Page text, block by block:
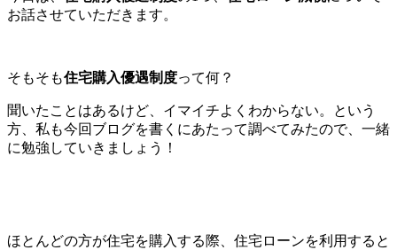
お話させていただきます。
そもそも住宅購入優遇制度って何？
聞いたことはあるけど、イマイチよくわからない。という
方、私も今回ブログを書くにあたって調べてみたので、一緒
に勉強していきましょう！
ほとんどの方が住宅を購入する際、住宅ローンを利用すると